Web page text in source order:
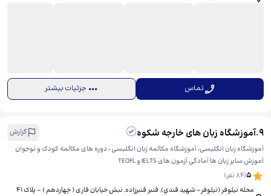
تماس جزئیات بیشتر
9
.آموزشگاه زبان های خارجه شکوه
گزارش
آموزشگاه زبان انگلیسی، آموزشگاه مکالمه زبان انگلیسی ، دوره های مکالمه کودک و نوجوان
آموزش سایر زبان ها آمادگی آزمون های IELTS و TEOFL
5
(
84نفر)
محله نیلوفر (نيلوفر- شهيد قندي), قنبر قنبرزاده, نبش خیابان قاری ( چهاردهم ) - پلاک 41